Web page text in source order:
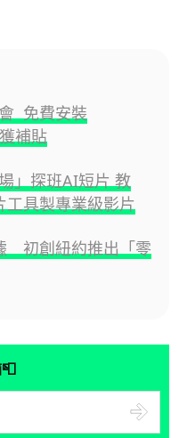
免費安裝
補貼
」探班AI短片 教
工具製專業級影片
初創紐約推出「零
📮